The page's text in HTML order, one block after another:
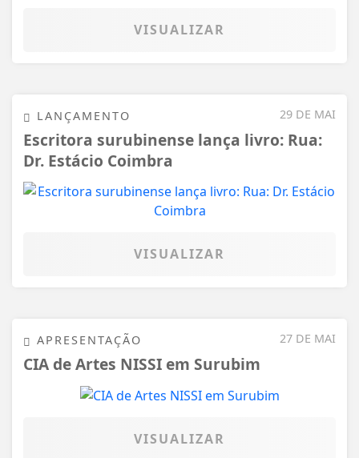
VISUALIZAR
29 DE MAI
LANÇAMENTO
Escritora surubinense lança livro: Rua:
Dr. Estácio Coimbra
VISUALIZAR
27 DE MAI
APRESENTAÇÃO
CIA de Artes NISSI em Surubim
VISUALIZAR